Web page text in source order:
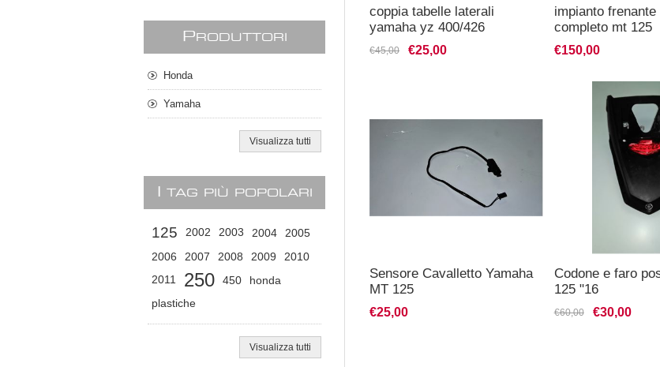
coppia tabelle laterali
yamaha yz 400/426
1998/2002
€45,00 €25,00
impianto
completo mt 125
€150,00
Sensore Cavalletto Yamaha
MT 125
€25,00
Codone e faro
125 "16
€60,00 €30,00
P RODUTTORI
Honda
Yamaha
Visualizza tutti
TAG PIÙ POPOLARI
125 2002 2003 2004
2005
2006
2007 2008 2009 2010
2011 250 450 honda
plastiche
Visualizza tutti